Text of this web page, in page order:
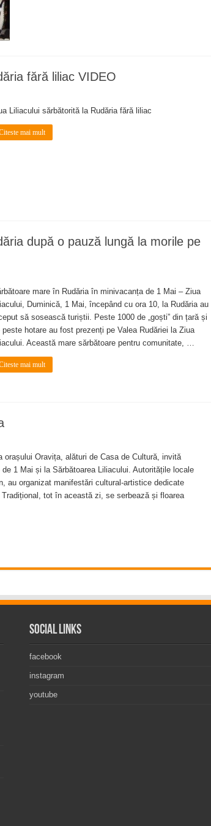
fără liliac VIDEO
Liliacului sărbătorită la Rudăria fără liliac
mai mult
după o pauză lungă la morile pe
mare în Rudăria în minivacanța de 1 Mai – Ziua
Duminică, 1 Mai, începând cu ora 10, la Rudăria au
să sosească turiștii. Peste 1000 de „goști” din țară și
peste hotare au fost prezenți pe Valea Rudăriei la Ziua
Această mare sărbătoare pentru comunitate, …
mai mult
orașului Oravița, alături de Casa de Cultură, invită
1 Mai și la Sărbătoarea Liliacului. Autoritățile locale
au organizat manifestări cultural-artistice dedicate
tot în această zi, se serbează și floarea
Social Links
facebook
instagram
youtube